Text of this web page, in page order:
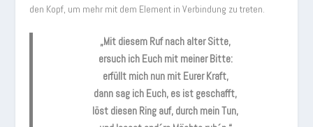
den Kopf, um mehr mit dem Element in Verbindung zu treten.
„Mit diesem Ruf nach alter Sitte,
ersuch ich Euch mit meiner Bitte:
erfüllt mich nun mit Eurer Kraft,
dann sag ich Euch, es ist geschafft,
löst diesen Ring auf, durch mein Tun,